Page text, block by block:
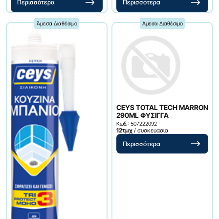
Περισσότερα
Περισσότερα
Άμεσα Διαθέσιμο Άμεσα Διαθέσιμο
CEYS TOTAL TECH MARRON
290ML ΦΥΣΙΓΓΑ
Κωδ.: 507222092
12τμχ / συσκευασία
Περισσότερα